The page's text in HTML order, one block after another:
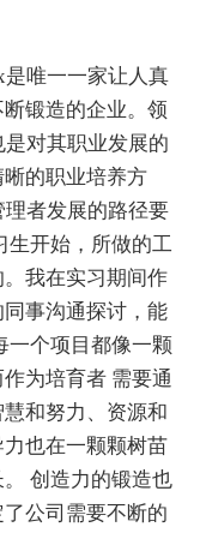
唯一一家让人真
锻造的企业。领
对其职业发展的
的职业培养方
理者发展的路径要
生开始，所做的工
我在实习期间作
事沟通探讨，能
一个项目都像一颗
为培育者 需要通
和努力、资源和
也在一颗颗树苗
创造力的锻造也
公司需要不断的